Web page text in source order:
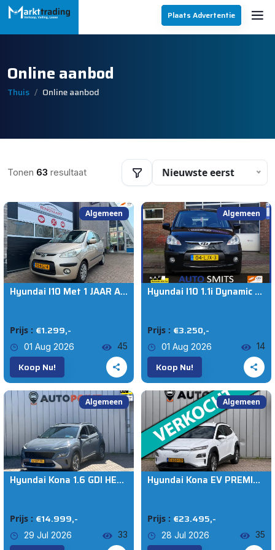
Plaats Advertentie
Online aanbod
Thuis Online aanbod
Tonen 63 resultaat Nieuwste eerst
Filters
Hyundai
Model
€714.500
KM VAN
Vanaf
KM TOT
Tot
Algemeen
Hyundai I10 Met 1 JAAR APK 1.25i Dynamic Cool
Prijs : €1.299,-
01 Aug 2026 45
Koop Nu!
Algemeen
Hyundai I10 1.1i Dynamic XL 5drs
Prijs : €3.250,-
01 Aug 2026 14
Koop Nu!
Algemeen
Hyundai Kona 1.6 GDI HEV Fashion Sky PANO HEAD-UP EERSTE EIGENAAR ORG NL AUTO
Prijs : €14.999,-
29 Jul 2026 33
Algemeen
Hyundai Kona EV PREMIUM 64 kWh WARMTEPOMP FASE 3 SOH 100 % ||STOELVRM+VERKOELING|||LANEASSIST|ADAPT.CRUISE|ELEK.STOEL|KEYLESSGO|
Prijs : €23.495,-
28 Jul 2026 35